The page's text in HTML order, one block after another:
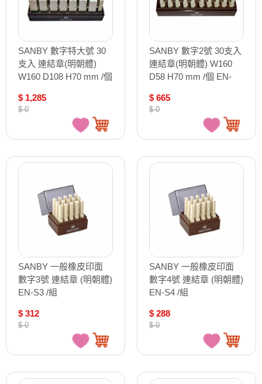
SANBY 數字特大號 30
支入 連結章(明朝體)
W160 D108 H70 mm /個
$ 1,285
$ 0
SANBY 數字2號 30支入
連結章(明朝體) W160
D58 H70 mm /個 EN-
$ 665
$ 0
SANBY 一般橡皮印面
數字3號 連結章 (明朝體)
EN-S3 /組
$ 312
$ 0
SANBY 一般橡皮印面
數字4號 連結章 (明朝體)
EN-S4 /組
$ 288
$ 0